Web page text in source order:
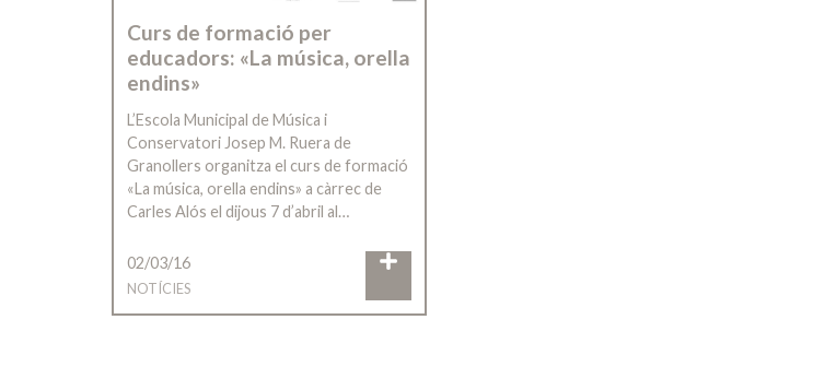
Curs de formació per
educadors: «La música, orella
endins»
L’Escola Municipal de Música i
Conservatori Josep M. Ruera de
Granollers organitza el curs de formació
«La música, orella endins» a càrrec de
Carles Alós el dijous 7 d’abril al…
02/03/16
NOTÍCIES